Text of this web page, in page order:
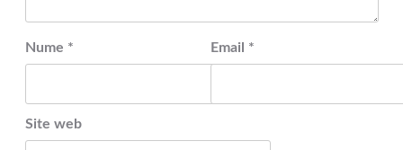
Nume * Email *
Site web